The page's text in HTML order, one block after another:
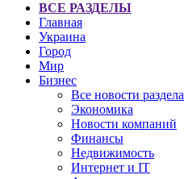
ВСЕ РАЗДЕЛЫ
Главная
Украина
Город
Мир
Бизнес
Все новости раздела
Экономика
Новости компаний
Финансы
Недвижимость
Интернет и IT